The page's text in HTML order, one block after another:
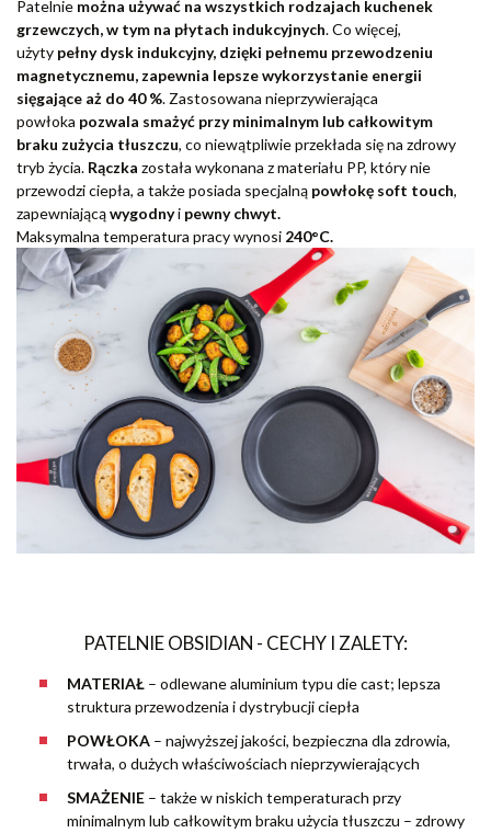
Patelnie można używać na wszystkich rodzajach kuchenek
grzewczych, w tym na płytach indukcyjnych. Co więcej,
użyty pełny dysk indukcyjny, dzięki pełnemu przewodzeniu
magnetycznemu, zapewnia lepsze wykorzystanie energii
sięgające aż do 40 %. Zastosowana nieprzywierająca
powłoka pozwala smażyć przy minimalnym lub całkowitym
braku zużycia tłuszczu, co niewątpliwie przekłada się na zdrowy
tryb życia. Rączka została wykonana z materiału PP, który nie
przewodzi ciepła, a także posiada specjalną powłokę soft touch,
zapewniającąwygodnyi pewny chwyt.
Maksymalna temperatura pracy wynosi 240°C.
PATELNIE OBSIDIAN - CECHY I ZALETY:
MATERIAŁ – odlewane aluminium typu die cast; lepsza
struktura przewodzenia i dystrybucji ciepła
POWŁOKA – najwyższej jakości, bezpieczna dla zdrowia,
trwała, o dużych właściwościach nieprzywierających
SMAŻENIE – także w niskich temperaturach przy
minimalnym lub całkowitym braku użycia tłuszczu – zdrowy